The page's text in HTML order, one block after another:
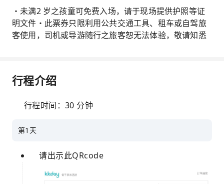
・未满2 岁之孩童可免费入场，请于现场提供护照等证
明文件・此票券只限利用公共交通工具、租车或自驾旅
客使用，司机或导游随行之旅客恕无法体验，敬请知悉
行程介绍
行程时间：30 分钟
第1天
请出示此QRcode